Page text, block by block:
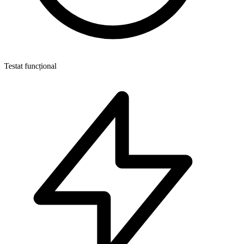
Testat funcțional